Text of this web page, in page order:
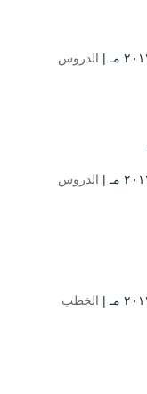
الدروس
الدروس
الخطب